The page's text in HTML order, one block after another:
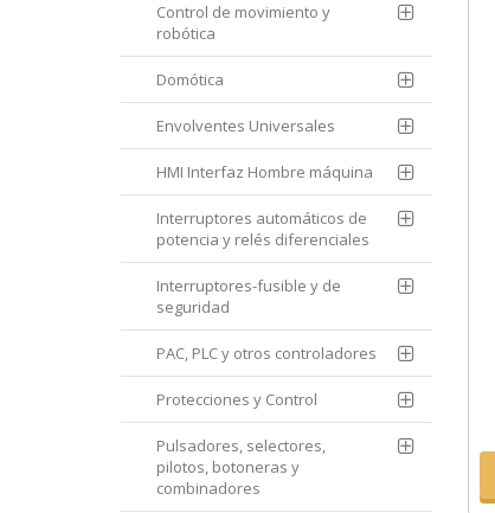
Control de movimiento y
robótica
Domótica
Envolventes Universales
HMI Interfaz Hombre máquina
Interruptores automáticos de
potencia y relés diferenciales
Interruptores-fusible y de
seguridad
PAC, PLC y otros controladores
Protecciones y Control
Pulsadores, selectores,
pilotos, botoneras y
combinadores